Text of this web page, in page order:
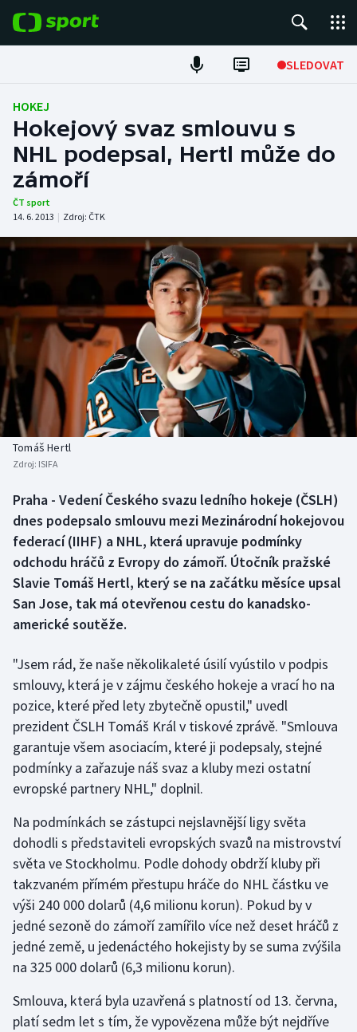
SLEDOVAT
Fotbal
Hokej
Tenis
Atletika
DALŠÍ SPORTY
Americký fotbal
Baseball a softbal
Basketbal
Biatlon
Box
Curling
Dostihy
Golf
Gymnastika
Házená
Jezdectví
Judo
Krasobruslení
Lezení
Moderní pětiboj
NEPŘEHLÉDNĚTE
Soutěže
Historické návraty
Aplikace ČT sport
HOKEJ
Hokejový svaz smlouvu s
NHL podepsal, Hertl může do
zámoří
ČT sport
14. 6. 2013 | Zdroj: ČTK
Tomáš Hertl
Zdroj: ISIFA
Praha - Vedení Českého svazu ledního hokeje (ČSLH)
dnes podepsalo smlouvu mezi Mezinárodní hokejovou
federací (IIHF) a NHL, která upravuje podmínky
odchodu hráčů z Evropy do zámoří. Útočník pražské
Slavie Tomáš Hertl, který se na začátku měsíce upsal
San Jose, tak má otevřenou cestu do kanadsko-
americké soutěže.
"Jsem rád, že naše několikaleté úsilí vyústilo v podpis
smlouvy, která je v zájmu českého hokeje a vrací ho na
pozice, které před lety zbytečně opustil," uvedl
prezident ČSLH Tomáš Král v tiskové zprávě. "Smlouva
garantuje všem asociacím, které ji podepsaly, stejné
podmínky a zařazuje náš svaz a kluby mezi ostatní
evropské partnery NHL," doplnil.
Na podmínkách se zástupci nejslavnější ligy světa
dohodli s představiteli evropských svazů na mistrovství
světa ve Stockholmu. Podle dohody obdrží kluby při
takzvaném přímém přestupu hráče do NHL částku ve
výši 240 000 dolarů (4,6 milionu korun). Pokud by v
jedné sezoně do zámoří zamířilo více než deset hráčů z
jedné země, u jedenáctého hokejisty by se suma zvýšila
na 325 000 dolarů (6,3 milionu korun).
Smlouva, která byla uzavřená s platností od 13. června,
platí sedm let s tím, že vypovězena může být nejdříve